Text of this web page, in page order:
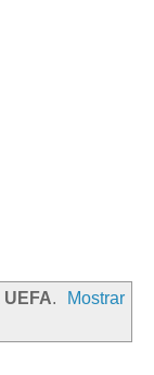
UEFA.
Mostrar